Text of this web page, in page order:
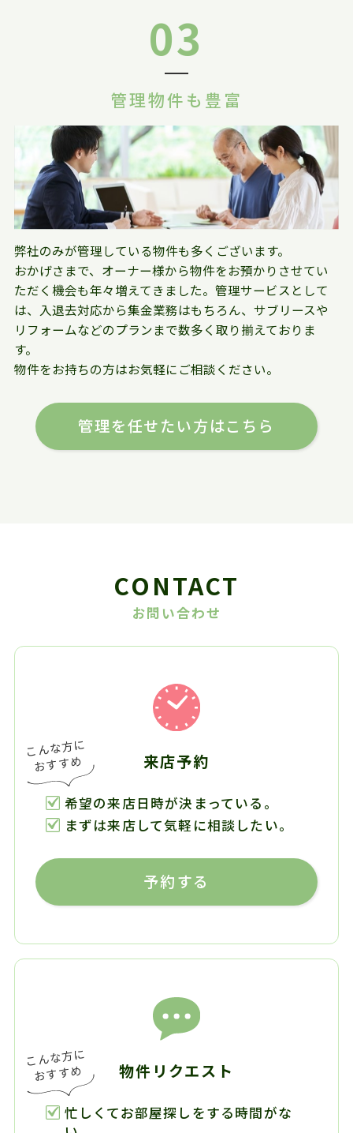
03
管理物件も豊富
弊社のみが管理している物件も多くございます。
おかげさまで、オーナー様から物件をお預かりさせてい
ただく機会も年々増えてきました。管理サービスとして
は、入退去対応から集金業務はもちろん、サブリースや
リフォームなどのプランまで数多く取り揃えておりま
す。
物件をお持ちの方はお気軽にご相談ください。
管理を任せたい方はこちら
CONTACT
お問い合わせ
来店予約
希望の来店日時が決まっている。
まずは来店して気軽に相談したい。
予約する
物件リクエスト
忙しくてお部屋探しをする時間がな